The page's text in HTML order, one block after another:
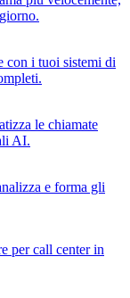
con i tuoi sistemi di
le chiamate
AI.
e forma gli
per call center in